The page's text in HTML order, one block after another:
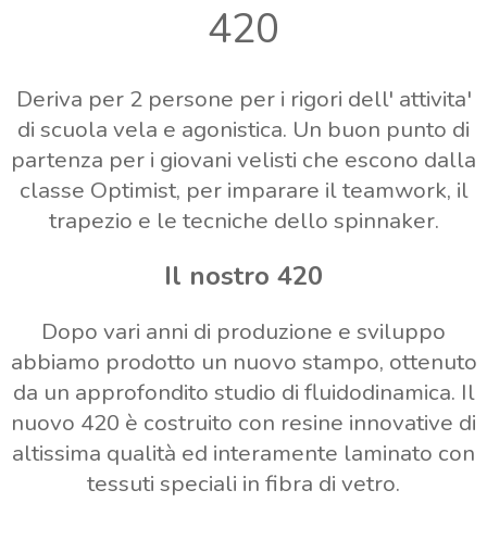
420
Deriva per 2 persone per i rigori dell' attivita'
di scuola vela e agonistica. Un buon punto di
partenza per i giovani velisti che escono dalla
classe Optimist, per imparare il teamwork, il
trapezio e le tecniche dello spinnaker.
Il nostro 420
Dopo vari anni di produzione e sviluppo
abbiamo prodotto un nuovo stampo, ottenuto
da un approfondito studio di fluidodinamica. Il
nuovo 420 è costruito con resine innovative di
altissima qualità ed interamente laminato con
tessuti speciali in fibra di vetro.